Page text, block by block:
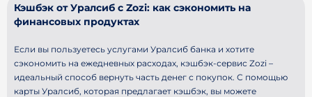
Кэшбэк от Уралсиб с Zozi: как сэкономить на
финансовых продуктах
Если вы пользуетесь услугами Уралсиб банка и хотите
сэкономить на ежедневных расходах, кэшбэк-сервис Zozi –
идеальный способ вернуть часть денег с покупок. С помощью
карты Уралсиб, которая предлагает кэшбэк, вы можете